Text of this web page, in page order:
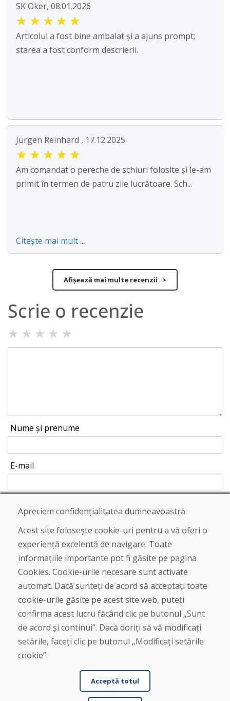
SK Oker, 08.01.2026
★ ★ ★ ★ ★
Articolul a fost bine ambalat și a ajuns prompt;
starea a fost conform descrierii.
Jürgen Reinhard , 17.12.2025
★ ★ ★ ★ ★
Am comandat o pereche de schiuri folosite și le-am
primit în termen de patru zile lucrătoare. Sch...
Citește mai mult ...
Afișează mai multe recenzii >
Scrie o recenzie
★ ★ ★ ★ ★
Nume și prenume
E-mail
Trimite
Linia de asistență
+421 919 282 306
info@domivosport.ro
Despre noi
Blog
Despre noi
Magazin
Cumpărare
Apreciem confidențialitatea dumneavoastră
Acest site folosește cookie-uri pentru a vă oferi o
experiență excelentă de navigare. Toate
informațiile importante pot fi găsite pe pagina
Cookies. Cookie-urile necesare sunt activate
automat. Dacă sunteți de acord să acceptați toate
cookie-urile găsite pe acest site web, puteți
confirma acest lucru făcând clic pe butonul „Sunt
de acord și continui”. Dacă doriți să vă modificați
setările, faceți clic pe butonul „Modificați setările
cookie”.
Acceptă totul